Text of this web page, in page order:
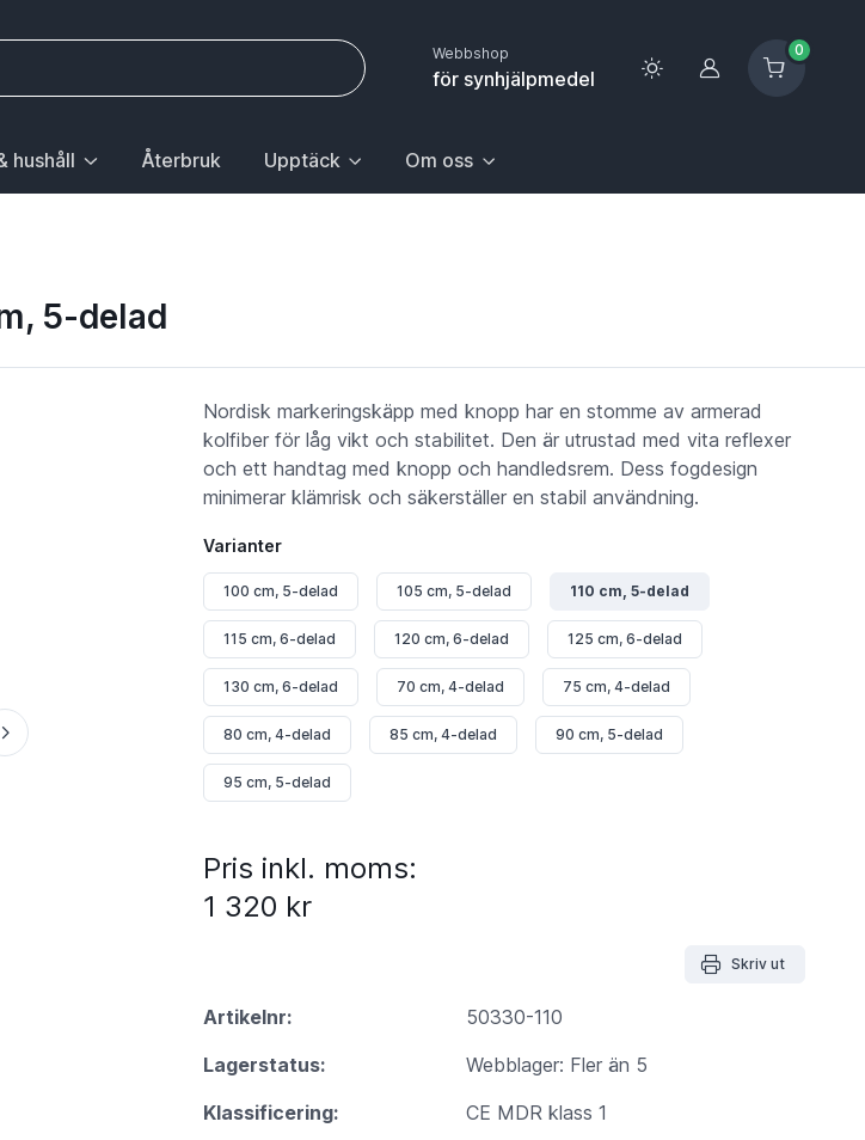
Webbshop
för synhjälpmedel Logga in
0
till sida.posten: Gå till sida.
Mobilitet, välj första posten: Gå till sida.
att gå till sidan Läsa & skriva, välj första posten: Gå till sida.
hushåll
med undermeny. För att gå till sidan Hem & hushåll, välj första posten: Gå till sida.
Återbruk
Upptäck
Huvudrubrik med undermeny. För att gå till sidan Upptäck, välj första
Om oss
Huvudrubrik med undermeny. För att gå till sidan Om
5-delad
Nordisk markeringskäpp med knopp har en stomme av armerad
kolfiber för låg vikt och stabilitet. Den är utrustad med vita reflexer
och ett handtag med knopp och handledsrem. Dess fogdesign
minimerar klämrisk och säkerställer en stabil användning.
Varianter
100 cm, 5-delad 105 cm, 5-delad 110 cm, 5-delad
115 cm, 6-delad 120 cm, 6-delad 125 cm, 6-delad
130 cm, 6-delad 70 cm, 4-delad 75 cm, 4-delad
80 cm, 4-delad 85 cm, 4-delad 90 cm, 5-delad
95 cm, 5-delad
Pris inkl. moms:
1 320 kr
Skriv ut
Artikelnr:
50330-110
Lagerstatus:
Webblager: Fler än 5
Klassificering:
CE MDR klass 1